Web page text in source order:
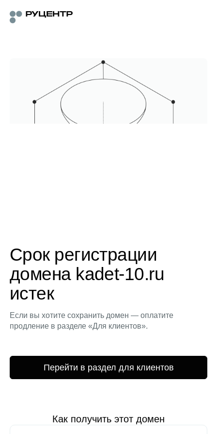
Срок регистрации
домена kadet-10.ru
истек
Если вы хотите сохранить домен — оплатите
продление в разделе «Для клиентов».
Перейти в раздел для клиентов
Как получить этот домен